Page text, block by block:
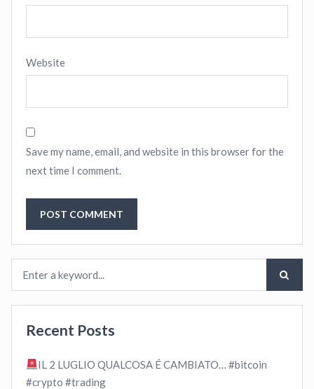
Website
Save my name, email, and website in this browser for the
next time I comment.
Recent Posts
IL 2 LUGLIO QUALCOSA É CAMBIATO… #bitcoin
#crypto #trading